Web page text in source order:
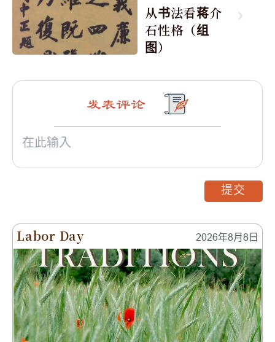
从书法看蒋介
石性格（组
图）
Labor Day 2026年8月8日
发表评论
提交